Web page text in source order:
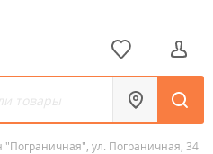
"Пограничная", ул. Пограничная, 34